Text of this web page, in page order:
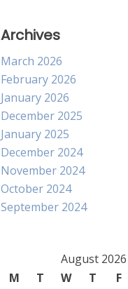
Archives
March 2026
February 2026
January 2026
December 2025
January 2025
December 2024
November 2024
October 2024
September 2024
August 2026
M
T W T F